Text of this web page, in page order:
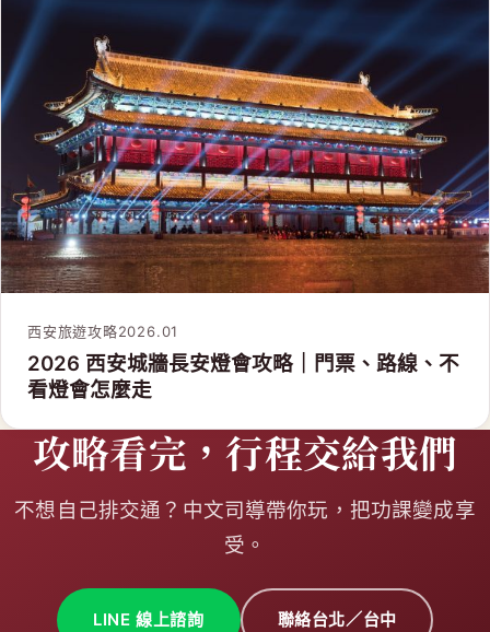
西安旅遊攻略2026.01
2026 西安城牆長安燈會攻略｜門票、路線、不
看燈會怎麼走
攻略看完，行程交給我們
不想自己排交通？中文司導帶你玩，把功課變成享
受。
LINE 線上諮詢 聯絡台北／台中